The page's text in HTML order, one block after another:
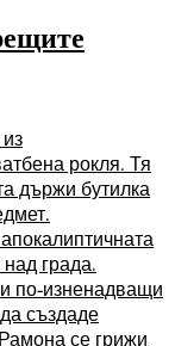
рокля. Тя
държи бутилка
града.
по-изненадващи
създаде
се грижи